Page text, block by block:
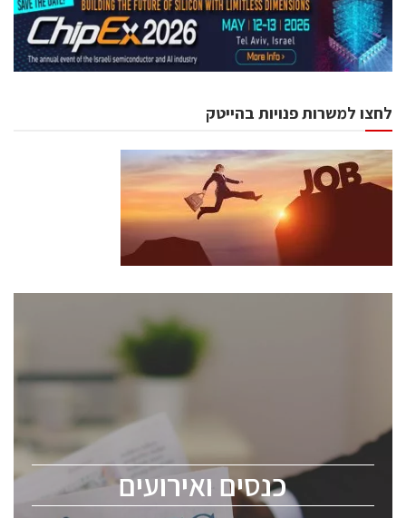
לחצו למשרות פנויות בהייטק
כנסים ואירועים
כנסים ואירועים
לכל העוסקים בתעשיית הסמיקונדקטור כולל מהנדסים,
ChipEx2026 will be held on May 12-13, 2026. The